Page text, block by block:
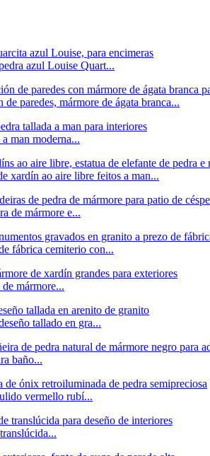
azul Louise Quart...
paredes, mármore de ágata branca...
man moderna...
xardín ao aire libre feitos a man...
de mármore e...
fábrica cemiterio con...
mármore...
tallado en gra...
baño...
vermello rubí...